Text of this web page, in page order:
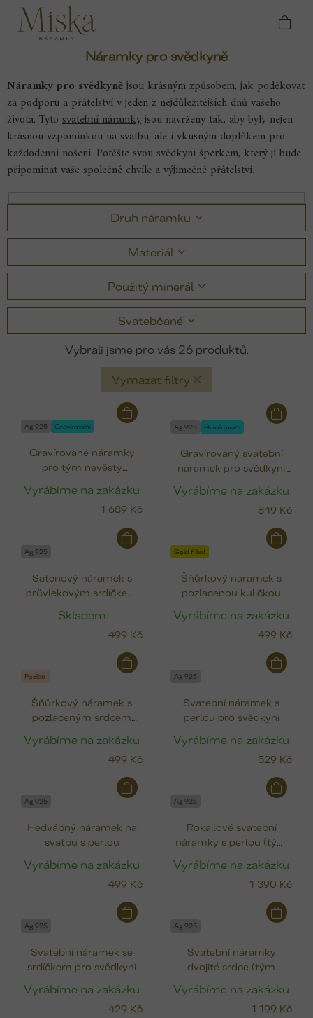
Přejít
obsah
Domů Náramky
Náramky pro svědkyně
Náramky pro svědkyně
Náramky pro svědkynějsou krásným způsobem, jak poděkovat
za podporu a přátelství v jeden z nejdůležitějších dnů vašeho
života. Tyto svatební náramkyjsou navrženy tak, aby byly nejen
krásnou vzpomínkou na svatbu, ale i vkusným doplňkem pro
každodenní nošení. Potěšte svou svědkyni šperkem, který jí bude
připomínat vaše společné chvíle a výjimečné přátelství.
Druh náramku
Materiál
Použitý minerál
Svatebčané
Vymazat filtry
26
Ag 925 Gravírování
Gravírované náramky
pro tým nevěsty
Vyrábíme na zakázku
1 689 Kč
Ag 925 Gravírování
Gravírovaný svatební
náramek pro svědkyni
Vyrábíme na zakázku
849 Kč
Ag 925
Saténový náramek s
průvlekovým srdíčkem
Skladem
499 Kč
Gold filled
Šňůrkový náramek s
pozlacenou kuličkou
Vyrábíme na zakázku
499 Kč
Pozlac.
Šňůrkový náramek s
pozlaceným srdcem
Vyrábíme na zakázku
499 Kč
Ag 925
Svatební náramek s
perlou pro svědkyni
Vyrábíme na zakázku
529 Kč
Ag 925
Hedvábný náramek na
svatbu s perlou
Vyrábíme na zakázku
499 Kč
Ag 925
Rokajlové svatební
náramky s perlou (tým
Vyrábíme na zakázku
1 390 Kč
Ag 925
Svatební náramek se
srdíčkem pro svědkyni
Vyrábíme na zakázku
429 Kč
Ag 925
Svatební náramky
dvojité srdce (tým
Vyrábíme na zakázku
1 199 Kč